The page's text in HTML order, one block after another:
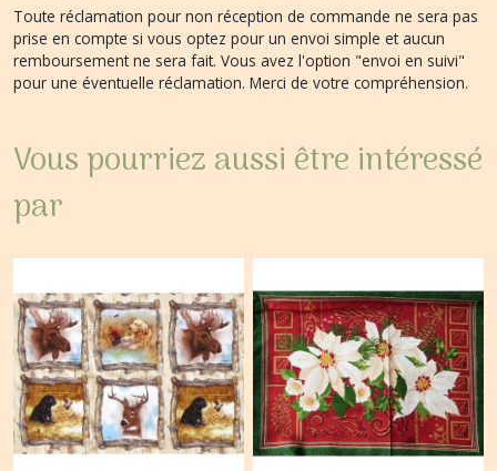
Toute réclamation pour non réception de commande ne sera pas
prise en compte si vous optez pour un envoi simple et aucun
remboursement ne sera fait. Vous avez l'option "envoi en suivi"
pour une éventuelle réclamation. Merci de votre compréhension.
Vous pourriez aussi être intéressé
par